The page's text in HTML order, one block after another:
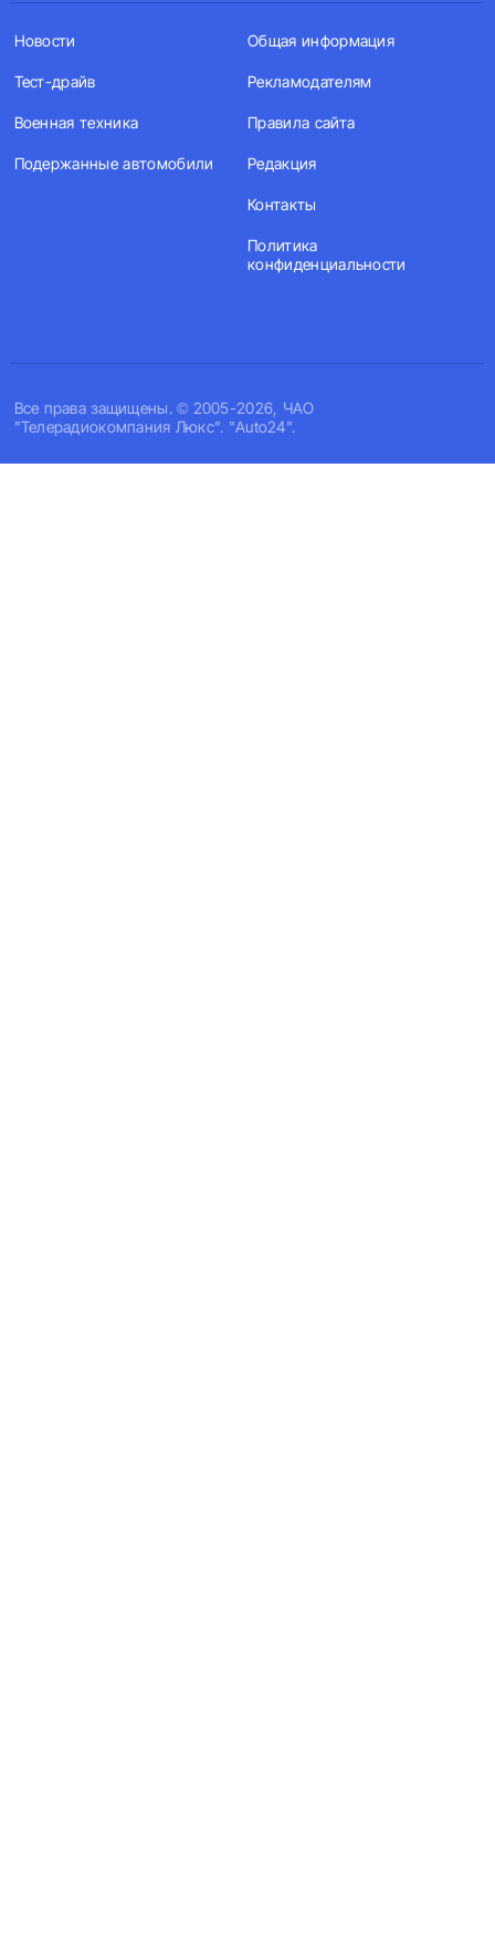
Все права защищены. © 2005-2026, ЧАО
"Телерадиокомпания Люкс". "Auto24".
Новости
Тест-драйв
Военная техника
Подержанные автомобили
Общая информация
Рекламодателям
Правила сайта
Редакция
Контакты
Политика
конфиденциальности